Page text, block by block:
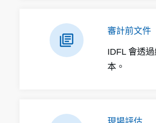
審計前文件
IDFL 會透
本。